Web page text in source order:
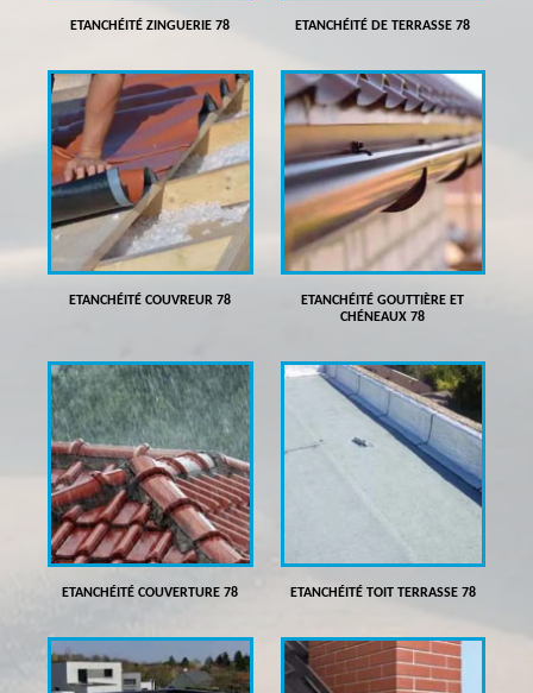
ETANCHÉITÉ ZINGUERIE 78 ETANCHÉITÉ DE TERRASSE 78
ETANCHÉITÉ COUVREUR 78
ETANCHÉITÉ GOUTTIÈRE ET
CHÉNEAUX 78
ETANCHÉITÉ COUVERTURE 78 ETANCHÉITÉ TOIT TERRASSE 78